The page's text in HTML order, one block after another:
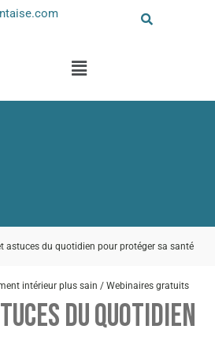
astuces du quotidien pour protéger sa santé
intérieur plus sain / Webinaires gratuits
DU QUOTIDIEN